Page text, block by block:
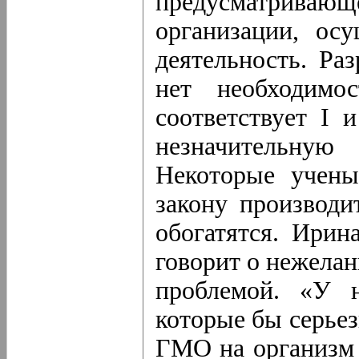
организации,
деятельность.
нет
соответствует I
Некоторые
закону
обогатятся.
говорит о
проблемой. «У
которые бы
ГМО на организм